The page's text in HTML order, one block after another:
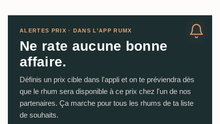
ALERTES PRIX · DANS L’APP RUMX
Ne rate aucune bonne
affaire.
Définis un prix cible dans l'appli et on te préviendra dès
que le rhum sera disponible à ce prix chez l'un de nos
partenaires. Ça marche pour tous les rhums de ta liste
de souhaits.